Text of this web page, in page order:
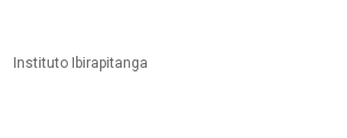
Instituto Ibirapitanga